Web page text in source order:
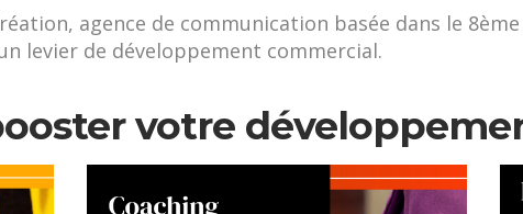
agence de communication basée dans le
levier de développement commercial.
votre